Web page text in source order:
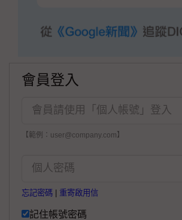
會員登入
【範例：user@company.com】
忘記密碼 重寄啟用信
記住帳號密碼